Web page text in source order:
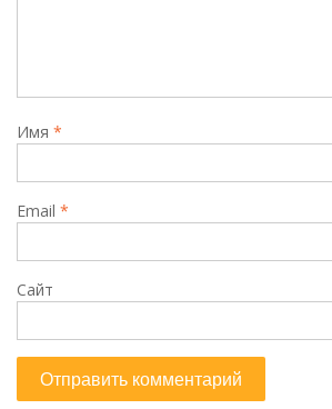
Имя *
Email *
Сайт